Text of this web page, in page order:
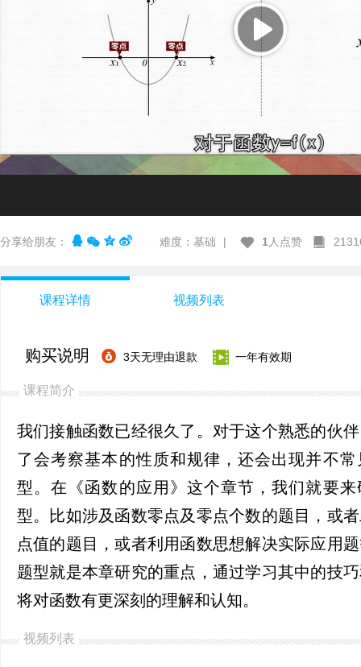
分享给朋友： 难度：基础 | 1 人点赞
课程详情 视频列表
购买说明 3天无理由退款 一年有效期
课程简介
我们接触函数已经很久了。对于这个熟悉的伙
了会考察基本的性质和规律，还会出现并不
型。在《函数的应用》这个章节，我们就要来
型。比如涉及函数零点及零点个数的题目，或
点值的题目，或者利用函数思想解决实际应用
题型就是本章研究的重点，通过学习其中的技
将对函数有更深刻的理解和认知。
视频列表